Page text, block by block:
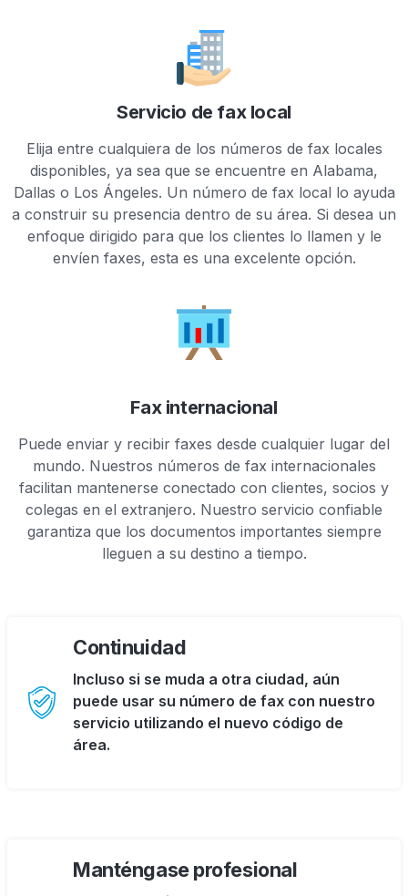
Servicio de fax local
Elija entre cualquiera de los números de fax locales
disponibles, ya sea que se encuentre en Alabama,
Dallas o Los Ángeles. Un número de fax local lo ayuda
a construir su presencia dentro de su área. Si desea un
enfoque dirigido para que los clientes lo llamen y le
envíen faxes, esta es una excelente opción.
Fax internacional
Puede enviar y recibir faxes desde cualquier lugar del
mundo. Nuestros números de fax internacionales
facilitan mantenerse conectado con clientes, socios y
colegas en el extranjero. Nuestro servicio confiable
garantiza que los documentos importantes siempre
lleguen a su destino a tiempo.
Continuidad
Incluso si se muda a otra ciudad, aún
puede usar su número de fax con nuestro
servicio utilizando el nuevo código de
área.
Manténgase profesional